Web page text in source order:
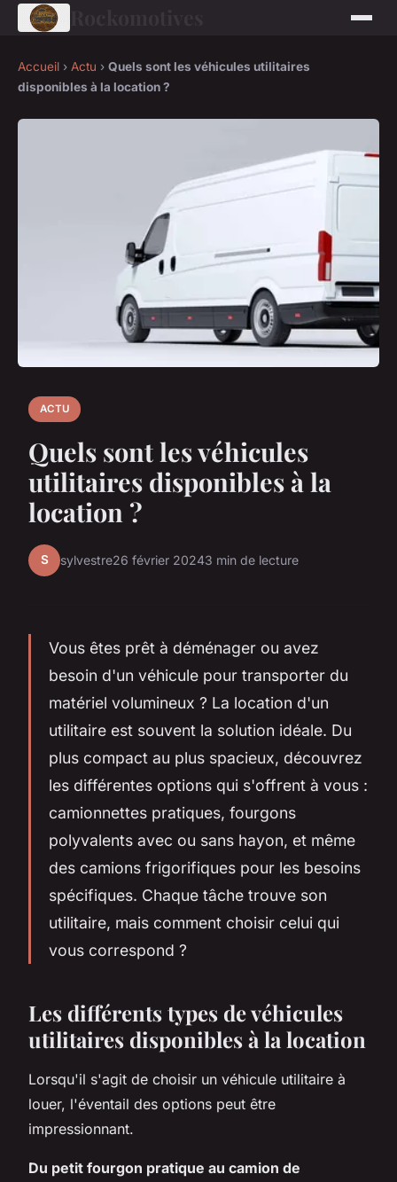
Accueil › Actu › Quels sont les véhicules utilitaires
disponibles à la location ?
ACTU
Quels sont les véhicules
utilitaires disponibles à la
location ?
S sylvestre26 février 20243 min de lecture
Vous êtes prêt à déménager ou avez
besoin d'un véhicule pour transporter du
matériel volumineux ? La location d'un
utilitaire est souvent la solution idéale. Du
plus compact au plus spacieux, découvrez
les différentes options qui s'offrent à vous :
camionnettes pratiques, fourgons
polyvalents avec ou sans hayon, et même
des camions frigorifiques pour les besoins
spécifiques. Chaque tâche trouve son
utilitaire, mais comment choisir celui qui
vous correspond ?
Les différents types de véhicules
utilitaires disponibles à la location
Lorsqu'il s'agit de choisir un véhicule utilitaire à
louer, l'éventail des options peut être
impressionnant.
Du petit fourgon pratique au camion de